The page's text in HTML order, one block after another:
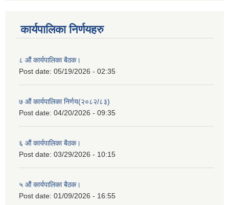
कार्यपालिका निर्णयहरु
८ औं कार्यपालिका बैठक।
Post date: 05/19/2026 - 02:35
७ औं कार्यपालिका निर्णय(२०८२/८३)
Post date: 04/20/2026 - 09:35
६ औं कार्यपालिका बैठक।
Post date: 03/29/2026 - 10:15
५ औं कार्यपालिका बैठक।
Post date: 01/09/2026 - 16:55